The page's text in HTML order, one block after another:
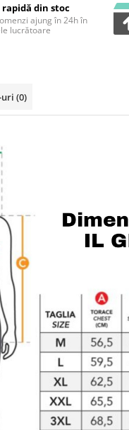
din stoc
ajung în 24h în
lucrătoare
uri (0)